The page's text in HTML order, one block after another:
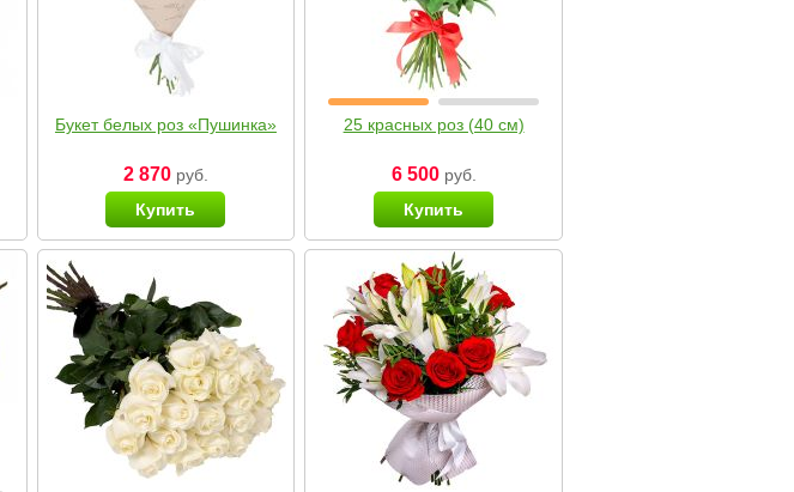
Букет белых роз «Пушинка»
2 870руб.
Купить
25 красных роз (40 см)
6 500руб.
Купить